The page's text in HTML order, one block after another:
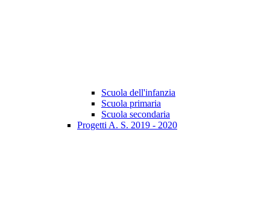
Scuola dell'infanzia
Scuola primaria
Scuola secondaria
Progetti A. S. 2019 - 2020